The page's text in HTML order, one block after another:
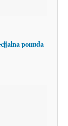
ponuda